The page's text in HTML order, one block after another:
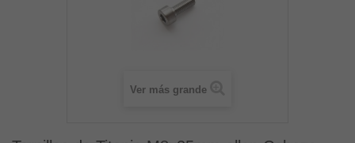
Ver más grande